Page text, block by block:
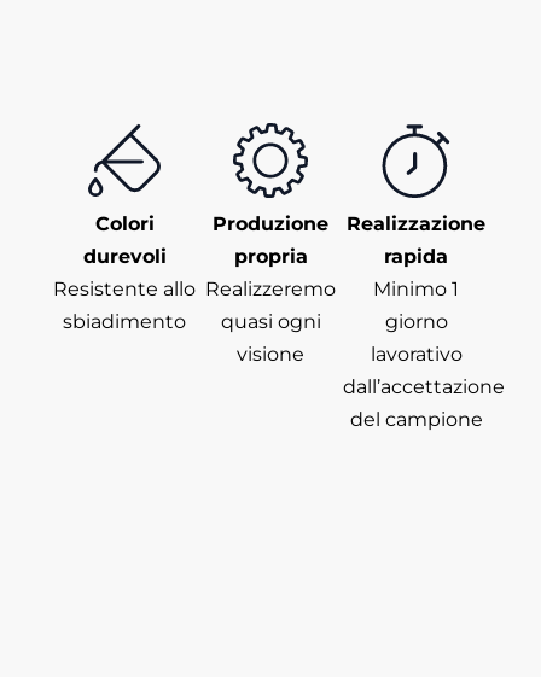
Colori
durevoli
Resistente allo
sbiadimento
Produzione
propria
Realizzeremo
quasi ogni
visione
Realizzazione
rapida
Minimo 1
giorno
lavorativo
dall’accettazione
del campione